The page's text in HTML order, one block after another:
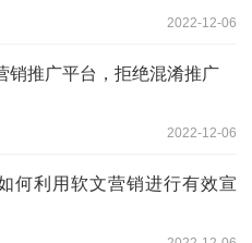
2022-12-06
销推广平台，拒绝混淆推广
2022-12-06
何利用软文营销进行有效宣